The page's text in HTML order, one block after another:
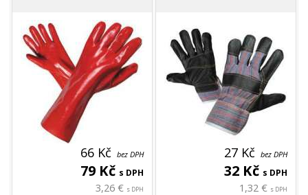
66 Kč bez DPH
79 Kč s DPH
3,26 € s DPH
27 Kč bez DPH
32 Kč s DPH
1,32 € s DPH